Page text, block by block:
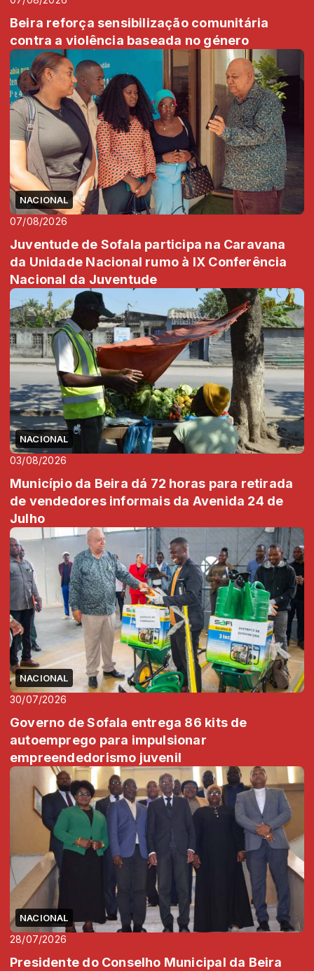
Beira reforça sensibilização comunitária
contra a violência baseada no género
NACIONAL
07/08/2026
Juventude de Sofala participa na Caravana
da Unidade Nacional rumo à IX Conferência
Nacional da Juventude
NACIONAL
03/08/2026
Município da Beira dá 72 horas para retirada
de vendedores informais da Avenida 24 de
Julho
NACIONAL
30/07/2026
Governo de Sofala entrega 86 kits de
autoemprego para impulsionar
empreendedorismo juvenil
NACIONAL
28/07/2026
Presidente do Conselho Municipal da Beira